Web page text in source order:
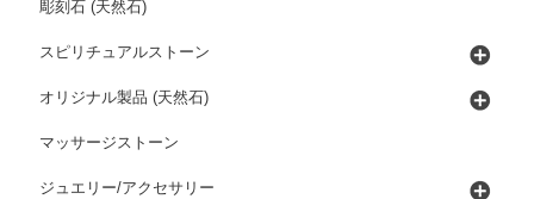
彫刻石 (天然石)
スピリチュアルストーン
オリジナル製品 (天然石)
マッサージストーン
ジュエリー/アクセサリー